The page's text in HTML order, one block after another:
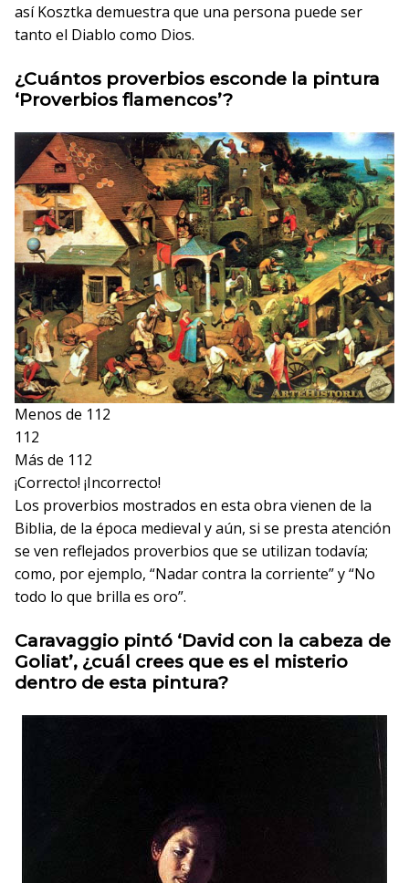
así Kosztka demuestra que una persona puede ser
tanto el Diablo como Dios.
¿Cuántos proverbios esconde la pintura
‘Proverbios flamencos’?
Menos de 112
112
Más de 112
¡Correcto! ¡Incorrecto!
Los proverbios mostrados en esta obra vienen de la
Biblia, de la época medieval y aún, si se presta atención
se ven reflejados proverbios que se utilizan todavía;
como, por ejemplo, “Nadar contra la corriente” y “No
todo lo que brilla es oro”.
Caravaggio pintó ‘David con la cabeza de
Goliat’, ¿cuál crees que es el misterio
dentro de esta pintura?